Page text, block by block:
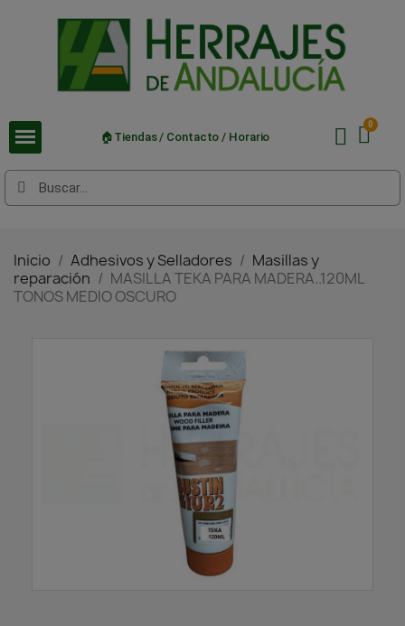
🏠Tiendas / Contacto / Horario
Inicio Adhesivos y Selladores
Masillas y
reparación
MASILLA TEKA PARA MADERA..120ML
TONOS MEDIO OSCURO